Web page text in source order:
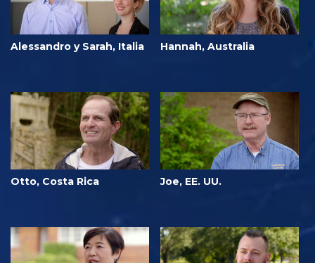
Alessandro y Sarah, Italia Hannah, Australia
Otto, Costa Rica Joe, EE. UU.